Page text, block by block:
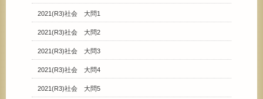
2021(R3)社会 大問1
2021(R3)社会 大問2
2021(R3)社会 大問3
2021(R3)社会 大問4
2021(R3)社会 大問5